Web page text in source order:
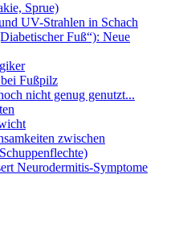
Sprue)
UV-Strahlen in Schach
Fuß“): Neue
Fußpilz
nicht genug genutzt...
zwischen
Neurodermitis-Symptome